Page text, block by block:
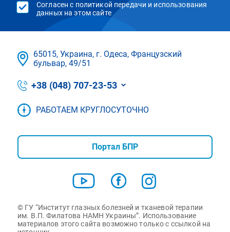
Согласен с политикой передачи и использования
данных на этом сайте
65015, Украина, г. Одеса, Французский
бульвар, 49/51
+38 (048) 707-23-53
РАБОТАЕМ КРУГЛОСУТОЧНО
Портал БПР
© ГУ “Институт глазных болезней и тканевой терапии
им. В.П. Филатова НАМН Украины”. Использование
материалов этого сайта возможно только с ссылкой на